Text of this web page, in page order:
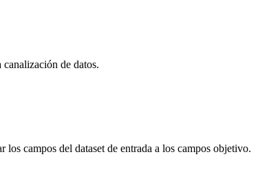
canalización de datos.
campos del dataset de entrada a los campos objetivo.